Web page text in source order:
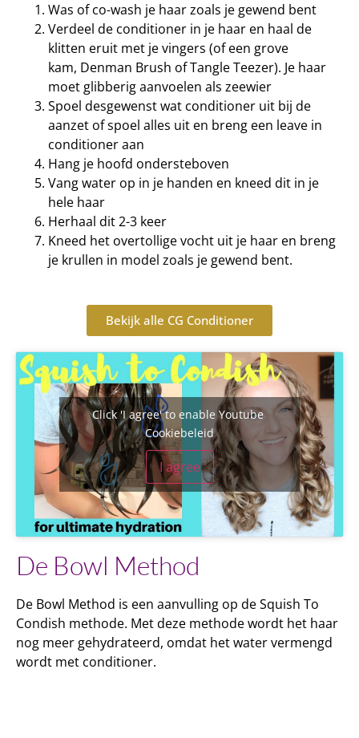
Was of co-wash je haar zoals je gewend bent
Verdeel de conditioner in je haar en haal de
klitten eruit met je vingers (of een grove
kam, Denman Brush of Tangle Teezer). Je haar
moet glibberig aanvoelen als zeewier
Spoel desgewenst wat conditioner uit bij de
aanzet of spoel alles uit en breng een leave in
conditioner aan
Hang je hoofd ondersteboven
Vang water op in je handen en kneed dit in je
hele haar
Herhaal dit 2-3 keer
Kneed het overtollige vocht uit je haar en breng
je krullen in model zoals je gewend bent.
Bekijk alle CG Conditioner
Click 'I agree' to enable Youtube
Cookiebeleid
I agree
De Bowl Method
De Bowl Method is een aanvulling op de Squish To
Condish methode. Met deze methode wordt het haar
nog meer gehydrateerd, omdat het water vermengd
wordt met conditioner.